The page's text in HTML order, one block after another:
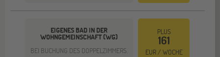
EIGENES BAD IN DER
WOHNGEMEINSCHAFT (WG)
BEI BUCHUNG DES DOPPELZIMMERS.
PLUS
161
EUR / WOCHE